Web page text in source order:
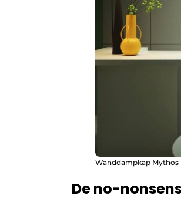
Wanddampkap Mythos
De no-